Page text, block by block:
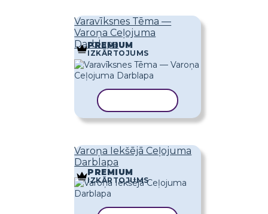
Varavīksnes Tēma —
Varoņa Ceļojuma
Darblapa
PREMIUM
IZKĀRTOJUMS
Varoņa Iekšējā Ceļojuma
Darblapa
PREMIUM
IZKĀRTOJUMS